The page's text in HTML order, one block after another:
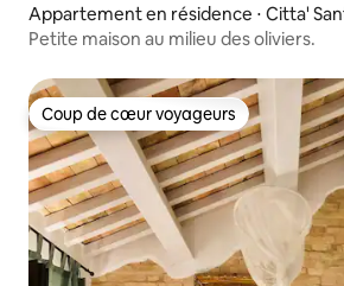
Appartement en résidence ⋅ Citta'
o
Petite maison au milieu des oliviers.
Coup de cœur voyageurs
Coup de cœur voyageurs